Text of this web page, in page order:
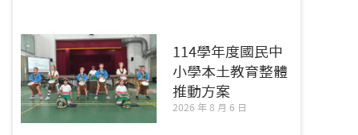
114學年度國民中
小學本土教育整體
推動方案
2026 年 8 月 6 日